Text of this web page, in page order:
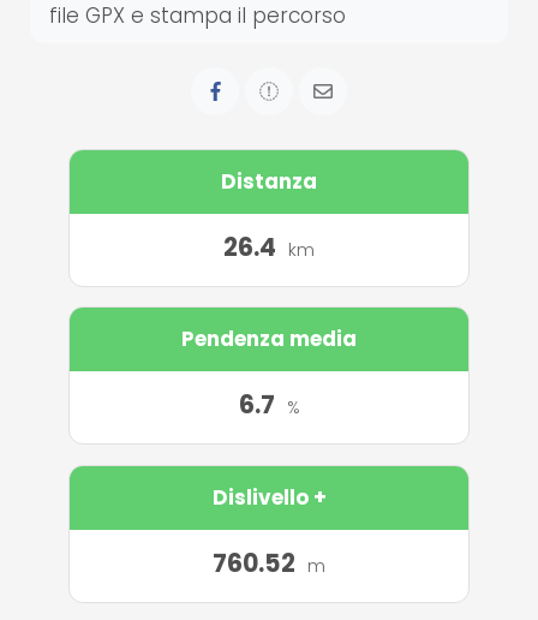
file GPX e stampa il percorso
Distanza
26.4 km
Pendenza media
6.7 %
Dislivello +
760.52 m